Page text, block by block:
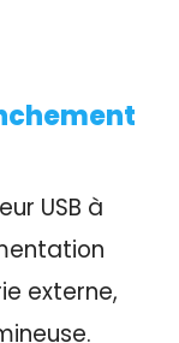
USB à
externe,